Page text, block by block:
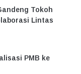
Tokoh
Lintas
PMB ke